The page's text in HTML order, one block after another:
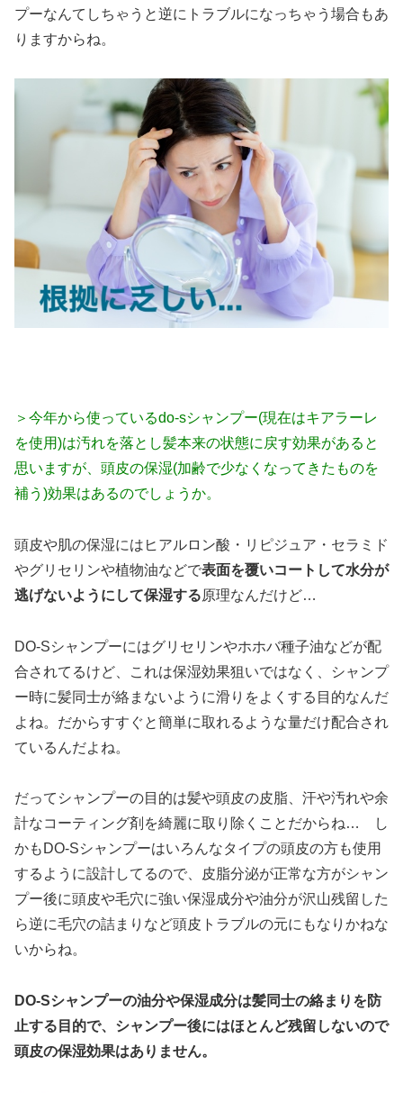
プーなんてしちゃうと逆にトラブルになっちゃう場合もあ
りますからね。
＞今年から使っているdo-sシャンプー(現在はキアラーレ
を使用)は汚れを落とし髪本来の状態に戻す効果があると
思いますが、頭皮の保湿(加齢で少なくなってきたものを
補う)効果はあるのでしょうか。
頭皮や肌の保湿にはヒアルロン酸・リピジュア・セラミド
やグリセリンや植物油などで表面を覆いコートして水分が
逃げないようにして保湿する原理なんだけど…
DO-Sシャンプーにはグリセリンやホホバ種子油などが配
合されてるけど、これは保湿効果狙いではなく、シャンプ
ー時に髪同士が絡まないように滑りをよくする目的なんだ
よね。だからすすぐと簡単に取れるような量だけ配合され
ているんだよね。
だってシャンプーの目的は髪や頭皮の皮脂、汗や汚れや余
計なコーティング剤を綺麗に取り除くことだからね… し
かもDO-Sシャンプーはいろんなタイプの頭皮の方も使用
するように設計してるので、皮脂分泌が正常な方がシャン
プー後に頭皮や毛穴に強い保湿成分や油分が沢山残留した
ら逆に毛穴の詰まりなど頭皮トラブルの元にもなりかねな
いからね。
DO-Sシャンプーの油分や保湿成分は髪同士の絡まりを防
止する目的で、シャンプー後にはほとんど残留しないので
頭皮の保湿効果はありません。